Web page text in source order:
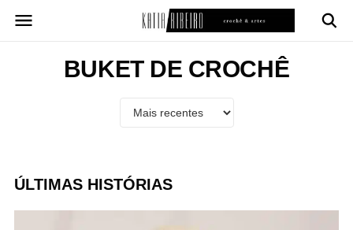
para
BUKET DE CROCHÊ
ÚLTIMAS HISTÓRIAS